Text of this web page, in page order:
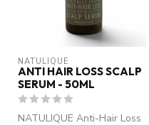
NATULIQUE
ANTI HAIR LOSS SCALP
SERUM - 50ML
NATULIQUE Anti-Hair Loss